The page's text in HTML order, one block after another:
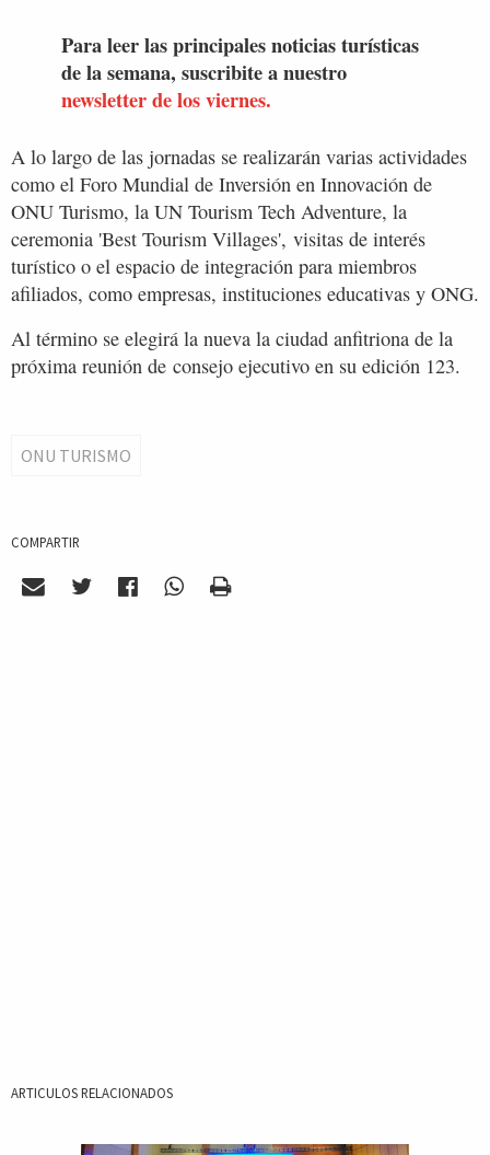
Para leer las principales noticias turísticas
de la semana, suscribite a nuestro
newsletter de los viernes.
A lo largo de las jornadas se realizarán varias actividades
como el Foro Mundial de Inversión en Innovación de
ONU Turismo, la UN Tourism Tech Adventure, la
ceremonia 'Best Tourism Villages', visitas de interés
turístico o el espacio de integración para miembros
afiliados, como empresas, instituciones educativas y ONG.
Al término se elegirá la nueva la ciudad anfitriona de la
próxima reunión de consejo ejecutivo en su edición 123.
ONU TURISMO
COMPARTIR
ARTICULOS RELACIONADOS